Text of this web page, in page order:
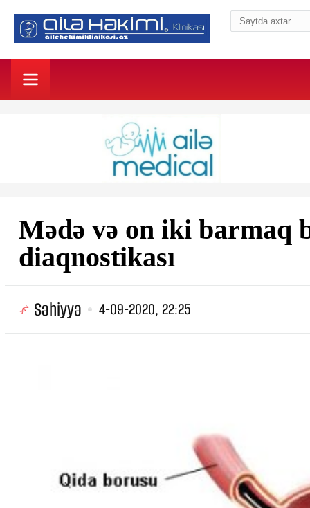
Mədə və on iki barmaq
diaqnostikası
Səhiyyə 4-09-2020, 22:25